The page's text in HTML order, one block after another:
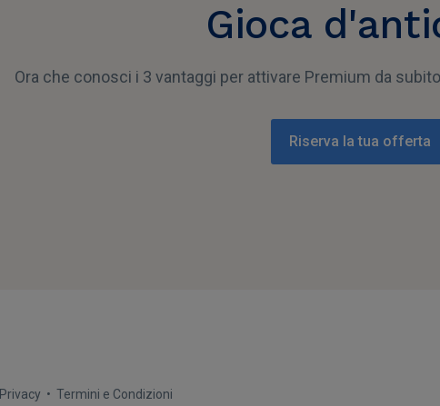
Gioca
Ora che conosci i 3 vantaggi per attivare Premium da
Riserva la tua offerta
Privacy • Termini e Condizioni